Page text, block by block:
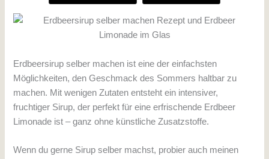
Erdbeersirup selber machen ist eine der einfachsten
Möglichkeiten, den Geschmack des Sommers haltbar zu
machen. Mit wenigen Zutaten entsteht ein intensiver,
fruchtiger Sirup, der perfekt für eine erfrischende Erdbeer
Limonade ist – ganz ohne künstliche Zusatzstoffe.
Wenn du gerne Sirup selber machst, probier auch meinen